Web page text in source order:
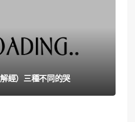
解經）三種不同的哭